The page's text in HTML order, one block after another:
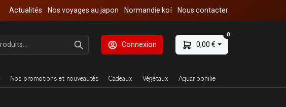
Actualités Nos voyages au japon Normandie koï Nous contacter
Connexion 0,00 €
0
Nos promotions et nouveautés Cadeaux Végétaux Aquariophilie